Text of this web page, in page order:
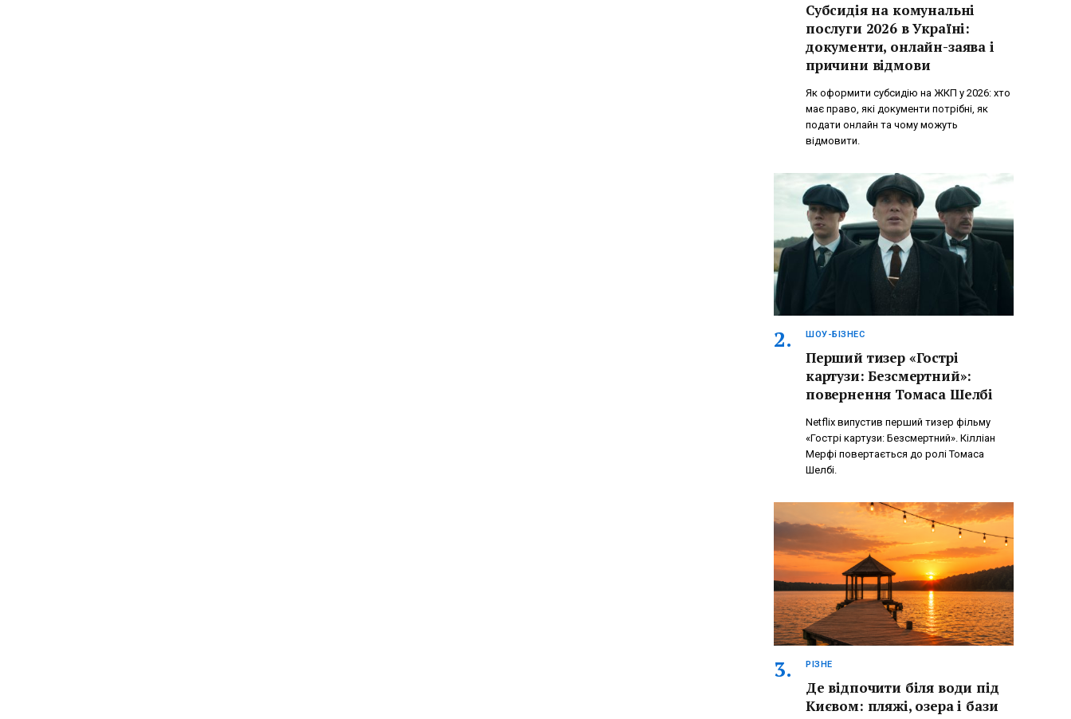
Субсидія на комунальні
послуги 2026 в Україні:
документи, онлайн-заява і
причини відмови
Як оформити субсидію на ЖКП у 2026: хто
має право, які документи потрібні, як
подати онлайн та чому можуть
відмовити.
ШОУ-БІЗНЕС
Перший тизер «Гострі
картузи: Безсмертний»:
повернення Томаса Шелбі
Netflix випустив перший тизер фільму
«Гострі картузи: Безсмертний». Кілліан
Мерфі повертається до ролі Томаса
Шелбі.
РІЗНЕ
Де відпочити біля води під
Києвом: пляжі, озера і бази